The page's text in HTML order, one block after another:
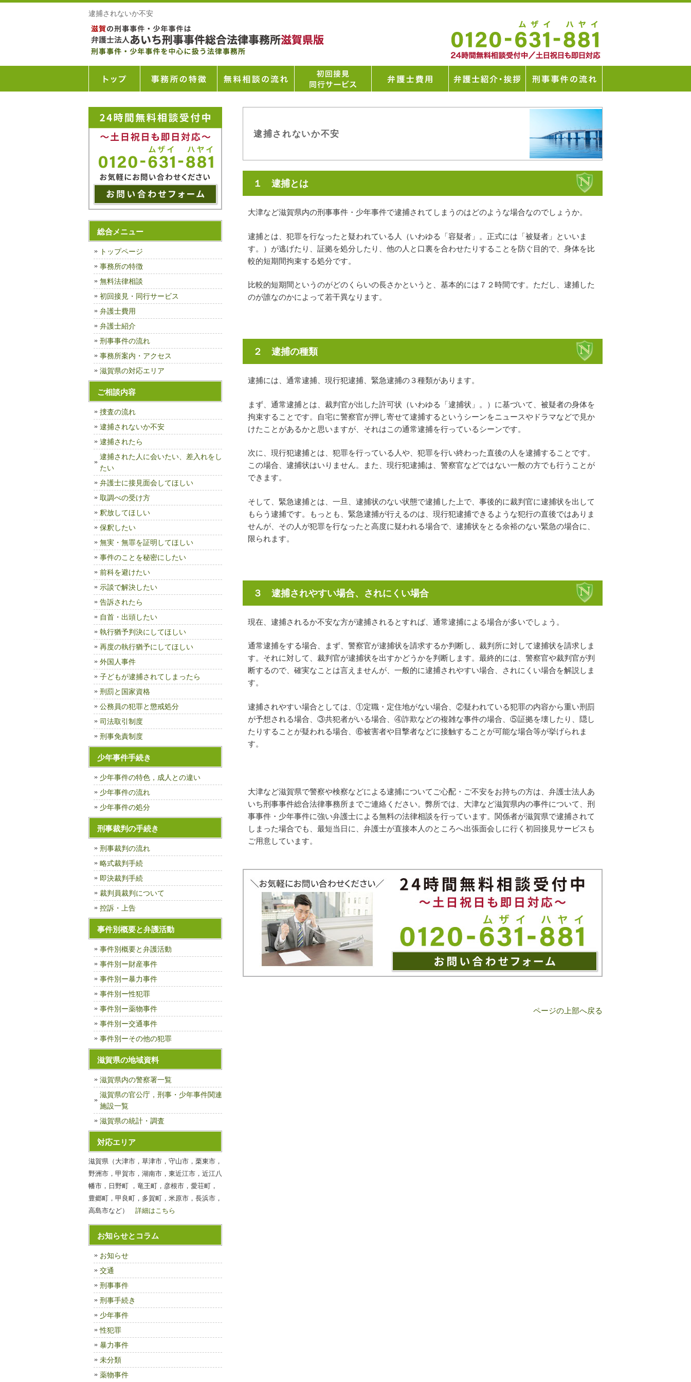
逮捕されないか不安
逮捕されないか不安
１ 逮捕とは
大津など滋賀県内の刑事事件・少年事件で逮捕されてしまうのはどのような場合なのでしょうか。
逮捕とは、犯罪を行なったと疑われている人（いわゆる「容疑者」。正式には「被疑者」といいま
す。）が逃げたり、証拠を処分したり、他の人と口裏を合わせたりすることを防ぐ目的で、身体を比
較的短期間拘束する処分です。
比較的短期間というのがどのくらいの長さかというと、基本的には７２時間です。ただし、逮捕した
のが誰なのかによって若干異なります。
２ 逮捕の種類
逮捕には、通常逮捕、現行犯逮捕、緊急逮捕の３種類があります。
まず、通常逮捕とは、裁判官が出した許可状（いわゆる「逮捕状」。）に基づいて、被疑者の身体を
拘束することです。自宅に警察官が押し寄せて逮捕するというシーンをニュースやドラマなどで見か
けたことがあるかと思いますが、それはこの通常逮捕を行っているシーンです。
次に、現行犯逮捕とは、犯罪を行っている人や、犯罪を行い終わった直後の人を逮捕することです。
この場合、逮捕状はいりません。また、現行犯逮捕は、警察官などではない一般の方でも行うことが
できます。
そして、緊急逮捕とは、一旦、逮捕状のない状態で逮捕した上で、事後的に裁判官に逮捕状を出して
もらう逮捕です。もっとも、緊急逮捕が行えるのは、現行犯逮捕できるような犯行の直後ではありま
せんが、その人が犯罪を行なったと高度に疑われる場合で、逮捕状をとる余裕のない緊急の場合に、
限られます。
３ 逮捕されやすい場合、されにくい場合
現在、逮捕されるか不安な方が逮捕されるとすれば、通常逮捕による場合が多いでしょう。
通常逮捕をする場合、まず、警察官が逮捕状を請求するか判断し、裁判所に対して逮捕状を請求しま
す。それに対して、裁判官が逮捕状を出すかどうかを判断します。最終的には、警察官や裁判官が判
断するので、確実なことは言えませんが、一般的に逮捕されやすい場合、されにくい場合を解説しま
す。
逮捕されやすい場合としては、①定職・定住地がない場合、②疑われている犯罪の内容から重い刑罰
が予想される場合、③共犯者がいる場合、④詐欺などの複雑な事件の場合、⑤証拠を壊したり、隠し
たりすることが疑われる場合、⑥被害者や目撃者などに接触することが可能な場合等が挙げられま
す。
大津など滋賀県で警察や検察などによる逮捕についてご心配・ご不安をお持ちの方は、弁護士法人あ
いち刑事事件総合法律事務所までご連絡ください。弊所では、大津など滋賀県内の事件について、刑
事事件・少年事件に強い弁護士による無料の法律相談を行っています。関係者が滋賀県で逮捕されて
しまった場合でも、最短当日に、弁護士が直接本人のところへ出張面会しに行く初回接見サービスも
ご用意しています。
ページの上部へ戻る
総合メニュー
トップページ
事務所の特徴
無料法律相談
初回接見・同行サービス
弁護士費用
弁護士紹介
刑事事件の流れ
事務所案内・アクセス
滋賀県の対応エリア
ご相談内容
捜査の流れ
逮捕されないか不安
逮捕されたら
逮捕された人に会いたい、差入れをし
たい
弁護士に接見面会してほしい
取調べの受け方
釈放してほしい
保釈したい
無実・無罪を証明してほしい
事件のことを秘密にしたい
前科を避けたい
示談で解決したい
告訴されたら
自首・出頭したい
執行猶予判決にしてほしい
再度の執行猶予にしてほしい
外国人事件
子どもが逮捕されてしまったら
刑罰と国家資格
公務員の犯罪と懲戒処分
司法取引制度
刑事免責制度
少年事件手続き
少年事件の特色，成人との違い
少年事件の流れ
少年事件の処分
刑事裁判の手続き
刑事裁判の流れ
略式裁判手続
即決裁判手続
裁判員裁判について
控訴・上告
事件別概要と弁護活動
事件別概要と弁護活動
事件別ー財産事件
事件別ー暴力事件
事件別ー性犯罪
事件別ー薬物事件
事件別ー交通事件
事件別ーその他の犯罪
滋賀県の地域資料
滋賀県内の警察署一覧
滋賀県の官公庁，刑事・少年事件関連
施設一覧
滋賀県の統計・調査
対応エリア
滋賀県（大津市，草津市，守山市，栗東市，
野洲市，甲賀市，湖南市，東近江市，近江八
幡市，日野町 ，竜王町，彦根市，愛荘町，
豊郷町，甲良町，多賀町，米原市，長浜市，
高島市など） 詳細はこちら
お知らせとコラム
お知らせ
交通
刑事事件
刑事手続き
少年事件
性犯罪
暴力事件
未分類
薬物事件